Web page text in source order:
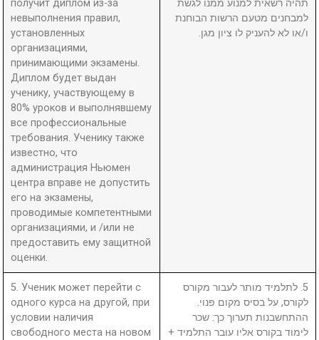
получит диплом из-за
невыполнения правил,
установленных
организациями,
принимающими экзамены.
Диплом будет выдан
ученику, участвующему в
80% уроков и выполнявшему
все профессиональные
требования. Ученику также
известно, что
администрация Ньюмен
центра вправе не допустить
его на экзамены,
проводимые компетентными
организациями, и /или не
предоставить ему защитной
оценки.
תהיה רשאית למנוע ממנו לגשת
למבחנים מטעם הרשות הבוחנת
ו/או לא להעניק לו ציון מגן.
5. Ученик может перейти с
одного курса на другой, при
условии наличия
свободного места на новом
5. לתלמיד מותר לעבור מקורס
לקורס, על בסיס מקום פנוי.
ההתחשבנות תערוך כך: שכר
לימוד בקורס אליו עובר התלמיד +